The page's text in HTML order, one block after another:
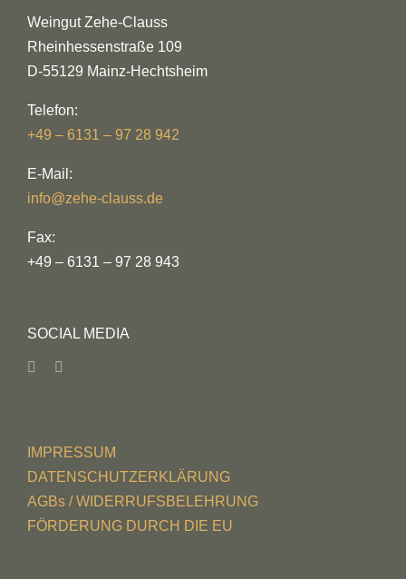
Weingut Zehe-Clauss
Rheinhessenstraße 109
D-55129 Mainz-Hechtsheim
Telefon:
+49 – 6131 – 97 28 942
E-Mail:
info@zehe-clauss.de
Fax:
+49 – 6131 – 97 28 943
SOCIAL MEDIA
IMPRESSUM
DATENSCHUTZERKLÄRUNG
AGBs / WIDERRUFSBELEHRUNG
FÖRDERUNG DURCH DIE EU